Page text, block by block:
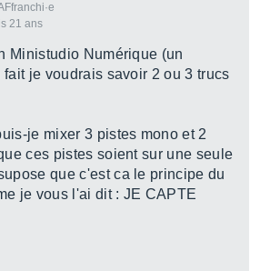
21 ans
Ministudio Numérique (un
fait je voudrais savoir 2 ou 3 trucs
je mixer 3 pistes mono et 2
ces pistes soient sur une seule
que c'est ca le principe du
je vous l'ai dit : JE CAPTE